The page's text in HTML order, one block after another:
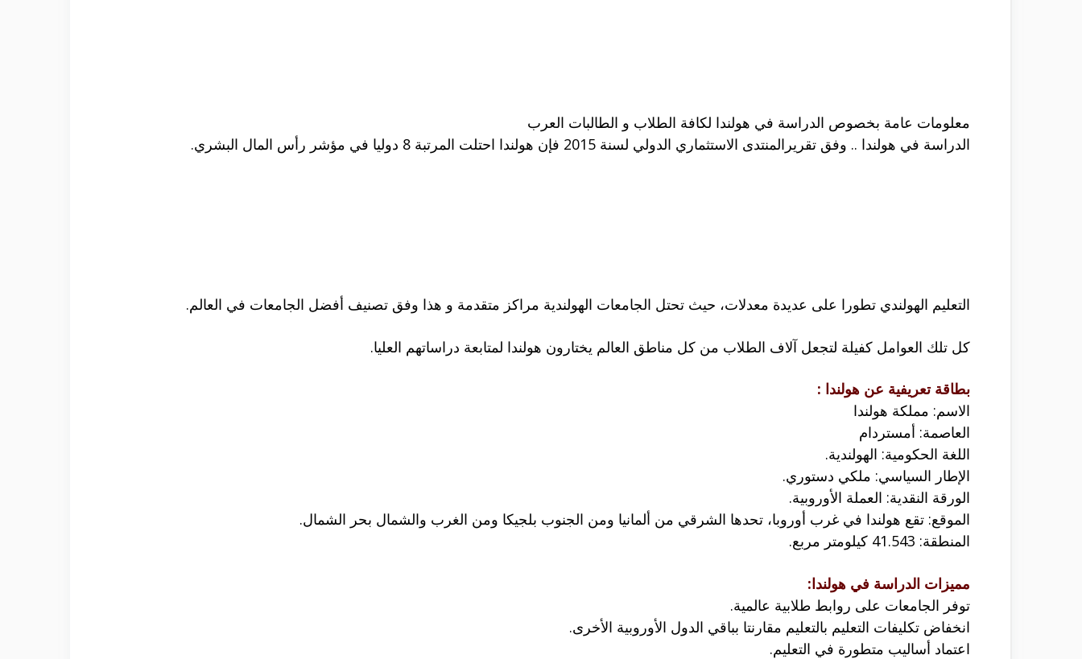
معلومات عامة بخصوص الدراسة في هولندا لكافة الطلاب و الطالبات العرب
الدراسة في هولندا .. وفق تقريرالمنتدى الاستثماري الدولي لسنة 2015 فإن هولندا احتلت المرتبة 8 دوليا في مؤشر رأس المال البشري.
التعليم الهولندي تطورا على عديدة معدلات، حيث تحتل الجامعات الهولندية مراكز متقدمة و هذا وفق تصنيف أفضل الجامعات في العالم.
كل تلك العوامل كفيلة لتجعل آلاف الطلاب من كل مناطق العالم يختارون هولندا لمتابعة دراساتهم العليا.
بطاقة تعريفية عن هولندا :
الاسم: مملكة هولندا
العاصمة: أمستردام
اللغة الحكومية: الهولندية.
الإطار السياسي: ملكي دستوري.
الورقة النقدية: العملة الأوروبية.
الموقع: تقع هولندا في غرب أوروبا، تحدها الشرقي من ألمانيا ومن الجنوب بلجيكا ومن الغرب والشمال بحر الشمال.
المنطقة: 41.543 كيلومتر مربع.
مميزات الدراسة في هولندا:
توفر الجامعات على روابط طلابية عالمية.
انخفاض تكليفات التعليم بالتعليم مقارنتا بباقي الدول الأوروبية الأخرى.
اعتماد أساليب متطورة في التعليم.